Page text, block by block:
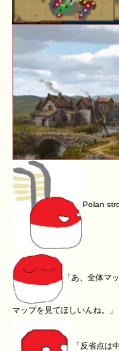
Polan
「あ、全体マ
マップを見てほしいんね。」
「反省点は